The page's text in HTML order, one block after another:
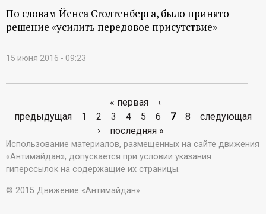
По словам Йенса Столтенберга, было принято
решение «усилить передовое присутствие»
15 июня 2016 - 09:23
т
р
« первая
‹
предыдущая
1 2 3 4 5 6 7 8
следующая
›
последняя »
Использование материалов, размещенных на сайте движения
«Антимайдан», допускается при условии указания
гиперссылок на содержащие их страницы.
© 2015 Движение «Антимайдан»